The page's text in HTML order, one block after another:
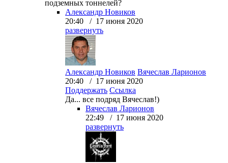
подземных тоннелей?
Александр Новиков
20:40 / 17 июня 2020
развернуть
Александр Новиков Вячеслав Ларионов
20:40 / 17 июня 2020
Поддержать Ссылка
Да... все подряд Вячеслав!)
Вячеслав Ларионов
22:49 / 17 июня 2020
развернуть